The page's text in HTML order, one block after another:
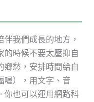
我們成長的地方，
的時候不要太壓抑自
鄉愁，安排時間給自
喔），用文字、音
你也可以運用網路科